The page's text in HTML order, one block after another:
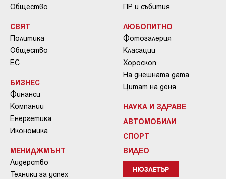
Общество
СВЯТ
Политика
Общество
ЕС
БИЗНЕС
Финанси
Компании
Енергетика
Икономика
МЕНИДЖМЪНТ
Лидерство
Техники за успех
ПР и събития
ЛЮБОПИТНО
Фотогалерия
Класации
Хороскоп
На днешната дата
Цитат на деня
НАУКА И ЗДРАВЕ
АВТОМОБИЛИ
СПОРТ
ВИДЕО
НЮЗЛЕТЪР